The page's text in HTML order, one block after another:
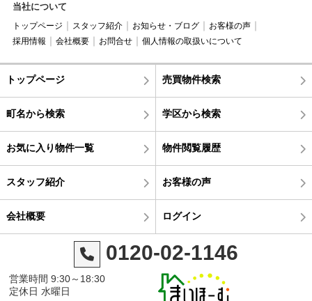
当社について
トップページ スタッフ紹介 お知らせ・ブログ
お客様の声
採用情報
会社概要 お問合せ 個人情報の取扱いについて
トップページ 売買物件検索
町名から検索 学区から検索
お気に入り物件一覧 物件閲覧履歴
スタッフ紹介 お客様の声
会社概要 ログイン
0120-02-1146
営業時間 9:30～18:30
定休日 水曜日